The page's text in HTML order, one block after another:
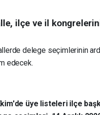
ilçe ve il
delege seçimlerinin
edecek.
üye listeleri ilçe